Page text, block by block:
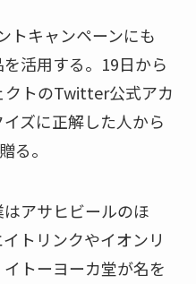
トキャンペーンにも
を活用する。19日から
クトのTwitter公式アカ
ズに正解した人から
る。
アサヒビールのほ
トリンクやイオンリ
トーヨーカ堂が名を